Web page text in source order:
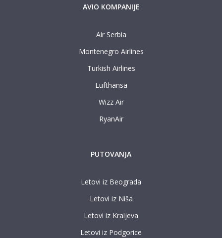
AVIO KOMPANIJE
Air Serbia
Montenegro Airlines
Turkish Airlines
Lufthansa
Wizz Air
RyanAir
PUTOVANJA
Letovi iz Beograda
Letovi iz Niša
Letovi iz Kraljeva
Letovi iz Podgorice